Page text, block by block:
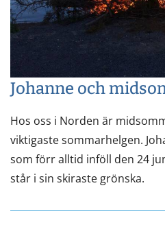
Johanne och
Hos oss i Norden är
viktigaste sommarhelgen.
som förr alltid inföll den 24
står i sin skiraste grönska.